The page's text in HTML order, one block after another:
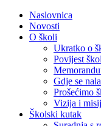
Naslovnica
Novosti
O školi
Ukratko o
Povijest
Gdje se
Prošećimo
Vizija i
Školski kutak